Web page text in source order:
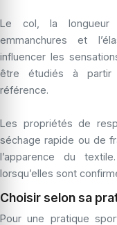
Le col, la longueur
emmanchures et
influencer les
être étudiés à partir
référence.
Les propriétés de
séchage rapide ou de
l’apparence du
lorsqu’elles sont
Choisir selon sa
Pour une pratique